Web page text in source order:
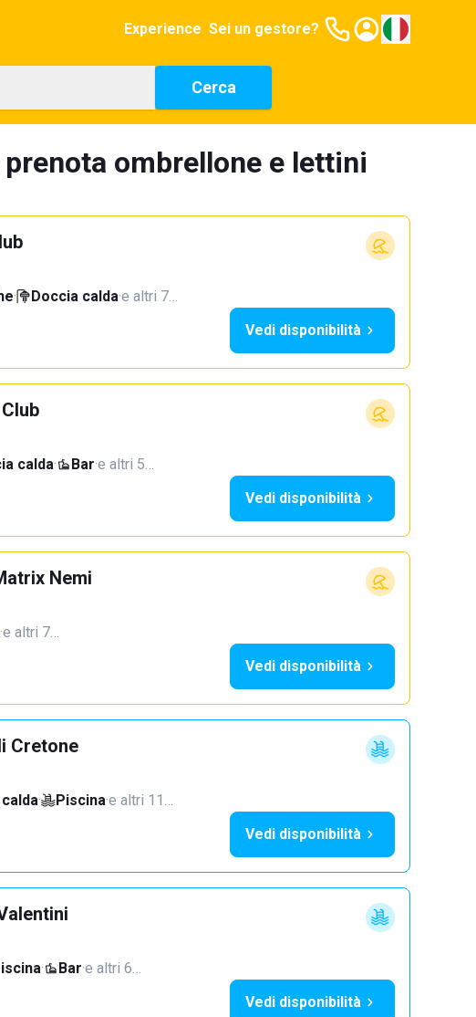
Experience Sei un gestore?
Cerca
ombrellone e lettini
· Doccia calda·e altri 7…
Vedi disponibilità
calda· Bar·e altri 5…
Vedi disponibilità
Nemi
·e altri 7…
Vedi disponibilità
Cretone
· Piscina·e altri 11…
Vedi disponibilità
· Bar·e altri 6…
Vedi disponibilità